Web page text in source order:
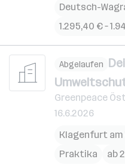
Deutsch-
1.295,40 € –
Abgelaufen
Greenpeace
16.6.2026
Klagenfurt
Praktika
ab